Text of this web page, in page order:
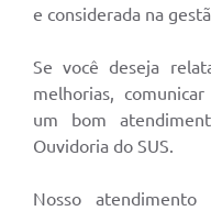
e considerada na
Se você deseja
melhorias,
um bom
Ouvidoria do SUS.
Nosso atendimento